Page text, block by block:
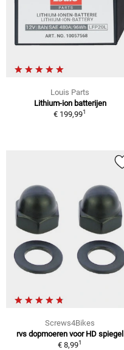
Louis Parts
Lithium-ion batterijen
€ 199,991
Screws4Bikes
rvs dopmoeren voor HD spiegel
€ 8,991